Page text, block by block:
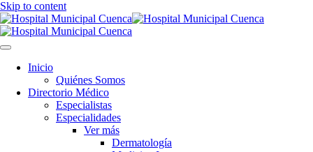
Skip to content
Inicio
Quiénes Somos
Directorio Médico
Especialistas
Especialidades
Ver más
Dermatología